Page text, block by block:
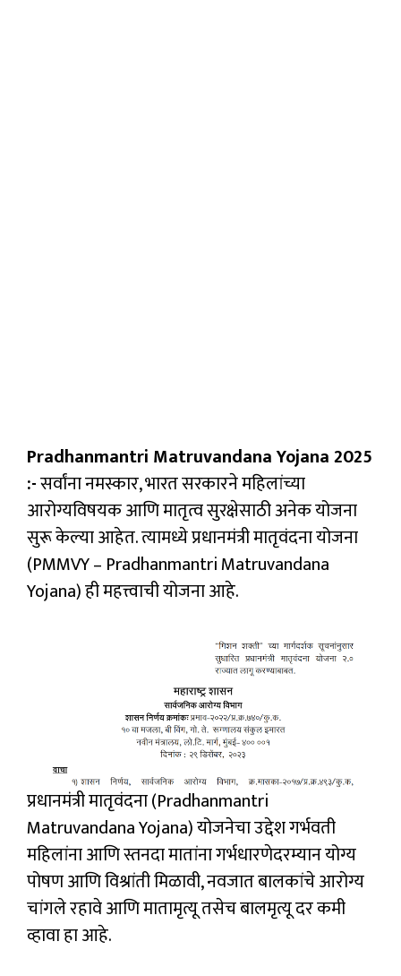
Pradhanmantri Matruvandana Yojana 2025
:-सर्वांना नमस्कार, भारत सरकारने महिलांच्या
आरोग्यविषयक आणि मातृत्व सुरक्षेसाठी अनेक योजना
सुरू केल्या आहेत. त्यामध्ये प्रधानमंत्री मातृवंदना योजना
(PMMVY – Pradhanmantri Matruvandana
Yojana) ही महत्त्वाची योजना आहे.
प्रधानमंत्री मातृवंदना (Pradhanmantri
Matruvandana Yojana) योजनेचा उद्देश गर्भवती
महिलांना आणि स्तनदा मातांना गर्भधारणेदरम्यान योग्य
पोषण आणि विश्रांती मिळावी, नवजात बालकांचे आरोग्य
चांगले रहावे आणि मातामृत्यू तसेच बालमृत्यू दर कमी
व्हावा हा आहे.